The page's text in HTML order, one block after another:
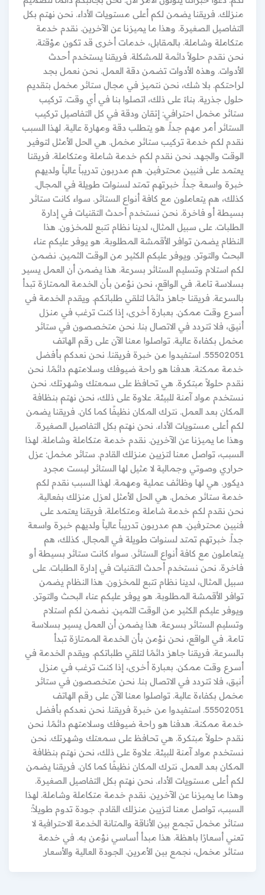
منزلك. فريقنا يضمن لكم أعلى مستويات الأداء. نحن نهتم بكل
التفاصيل الصغيرة. وهذا ما يميزنا عن الآخرين. نقدم خدمة
متكاملة وشاملة. بالمقابل، خدمات أخرى قد تكون مؤقتة.
نحن نقدم حلولاً دائمة للمشكلة. فريقنا يستخدم أحدث
الأدوات. وهذه الأدوات تضمن دقة العمل. نحن نعمل بجد
لراحتكم. بلا شك، نحن نتميز في مجال ستائر مخمل بتقديم
حلول جذرية. بناءً على ذلك، اتصلوا بنا في أي وقت. تركيب
ستائر مخمل احترافي: إتقان ودقة في كل التفاصيل تركيب
الستائر أمر مهم جداً. هو يتطلب دقة ومهارة عالية. لهذا السبب
نقدم لكم خدمة تركيب ستائر مخمل. هي الحل الأمثل لتوفير
الوقت والجهد. نحن نقدم لكم خدمة شاملة ومتكاملة. فريقنا
يعتمد على فنيين محترفين. هم مدربون تدريباً عالياً ولديهم
خبرة واسعة جداً. خبرتهم تمتد لسنوات طويلة في المجال.
كذلك، هم يتعاملون مع كافة أنواع الستائر. سواء كانت ستائر
بسيطة أو فاخرة. نحن نستخدم أحدث التقنيات في إدارة
الطلبات. على سبيل المثال، لدينا نظام تتبع للمخزون. هذا
النظام يضمن توافر الأقمشة المطلوبة. هو يوفر عليكم عناء
البحث والتوتر. ويوفر عليكم الكثير من الوقت الثمين. نضمن
لكم استلام وتسليم الستائر بسرعة. هذا يضمن أن العمل يسير
بسلاسة تامة. في الواقع، نحن نؤمن بأن الخدمة الممتازة تبدأ
بالسرعة. فريقنا جاهز دائمًا لتلقي طلباتكم. ويقدم الخدمة في
أسرع وقت ممكن. بعبارة أخرى، إذا كنت ترغب في منزل
أنيق، فلا تتردد في الاتصال بنا. نحن متخصصون في ستائر
مخمل بكفاءة عالية. تواصلوا معنا الآن على رقم الهاتف
55502051. استفيدوا من خبرة فريقنا. نحن نعدكم بأفضل
خدمة ممكنة. هدفنا هو راحة ضيوفك وسلامتهم دائمًا. نحن
نقدم حلولاً مبتكرة. هي تحافظ على سمعتك وشهرتك. نحن
نستخدم مواد آمنة للبيئة. علاوة على ذلك، نحن نهتم بنظافة
المكان بعد العمل. نترك المكان نظيفًا كما كان. فريقنا يضمن
لكم أعلى مستويات الأداء. نحن نهتم بكل التفاصيل الصغيرة.
وهذا ما يميزنا عن الآخرين. نقدم خدمة متكاملة وشاملة. لهذا
السبب، تواصل معنا لتزيين منزلك القادم. ستائر مخمل: عزل
حراري وصوتي وجمالية لا مثيل لها الستائر ليست مجرد
ديكور. هي لها وظائف عملية ومهمة. لهذا السبب نقدم لكم
خدمة ستائر مخمل. هي الحل الأمثل لعزل منزلك بفعالية.
نحن نقدم لكم خدمة شاملة ومتكاملة. فريقنا يعتمد على
فنيين محترفين. هم مدربون تدريباً عالياً ولديهم خبرة واسعة
جداً. خبرتهم تمتد لسنوات طويلة في المجال. كذلك، هم
يتعاملون مع كافة أنواع الستائر. سواء كانت ستائر بسيطة أو
فاخرة. نحن نستخدم أحدث التقنيات في إدارة الطلبات. على
سبيل المثال، لدينا نظام تتبع للمخزون. هذا النظام يضمن
توافر الأقمشة المطلوبة. هو يوفر عليكم عناء البحث والتوتر.
ويوفر عليكم الكثير من الوقت الثمين. نضمن لكم استلام
وتسليم الستائر بسرعة. هذا يضمن أن العمل يسير بسلاسة
تامة. في الواقع، نحن نؤمن بأن الخدمة الممتازة تبدأ
بالسرعة. فريقنا جاهز دائمًا لتلقي طلباتكم. ويقدم الخدمة في
أسرع وقت ممكن. بعبارة أخرى، إذا كنت ترغب في منزل
أنيق، فلا تتردد في الاتصال بنا. نحن متخصصون في ستائر
مخمل بكفاءة عالية. تواصلوا معنا الآن على رقم الهاتف
55502051. استفيدوا من خبرة فريقنا. نحن نعدكم بأفضل
خدمة ممكنة. هدفنا هو راحة ضيوفك وسلامتهم دائمًا. نحن
نقدم حلولاً مبتكرة. هي تحافظ على سمعتك وشهرتك. نحن
نستخدم مواد آمنة للبيئة. علاوة على ذلك، نحن نهتم بنظافة
المكان بعد العمل. نترك المكان نظيفًا كما كان. فريقنا يضمن
لكم أعلى مستويات الأداء. نحن نهتم بكل التفاصيل الصغيرة.
وهذا ما يميزنا عن الآخرين. نقدم خدمة متكاملة وشاملة. لهذا
السبب، تواصل معنا لتزيين منزلك القادم. جودة تدوم طويلاً:
ستائر مخمل تجمع بين الأناقة والمتانة الخدمة الاحترافية لا
تعني أسعارًا باهظة. هذا مبدأ أساسي نؤمن به. في خدمة
ستائر مخمل، نجمع بين الأمرين. الجودة العالية والأسعار